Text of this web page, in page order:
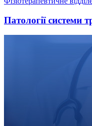
Патології системи